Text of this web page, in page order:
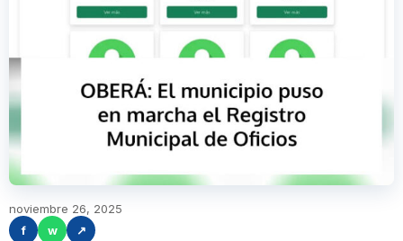
noviembre 26, 2025
f
w ↗